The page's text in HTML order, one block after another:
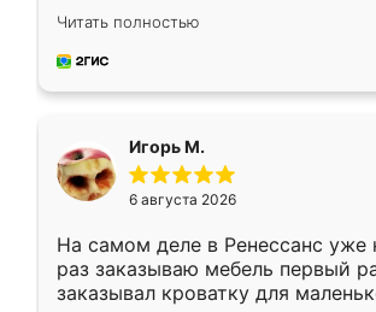
Замерщик приехал в субботу,
делу со всей ответственностью.
за день, ребята работали
Читать полностью
Игорь М.
6 августа 2026
На самом деле в Ренессанс уже
раз заказываю мебель первый
заказывал кроватку для